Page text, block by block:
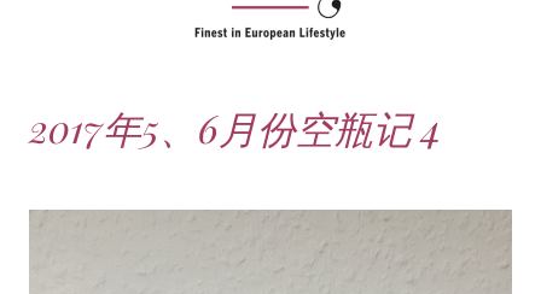
2017年5、6月份空瓶记 4